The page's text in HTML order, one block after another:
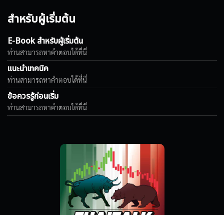
สำหรับผู้เริ่มต้น
E-Book สำหรับผู้เริ่มต้น
ท่านสามารถหาคำตอบได้ที่นี่
แนะนำเทคนิค
ท่านสามารถหาคำตอบได้ที่นี่
ข้อควรรู้ก่อนเริ่ม
ท่านสามารถหาคำตอบได้ที่นี่